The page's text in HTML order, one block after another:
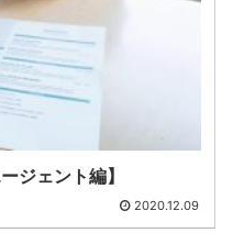
ジェント編】
2020.12.09